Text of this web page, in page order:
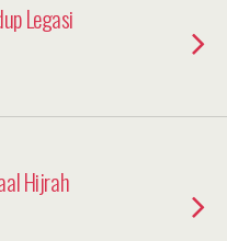
Legasi
Hijrah